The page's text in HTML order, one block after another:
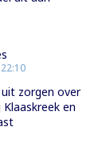
zorgen over
en